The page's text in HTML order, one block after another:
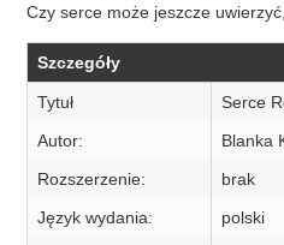
Czy serce może jeszcze
Szczegóły
Tytuł
Serce
Autor:
Blanka
Rozszerzenie:
brak
Język wydania:
polski